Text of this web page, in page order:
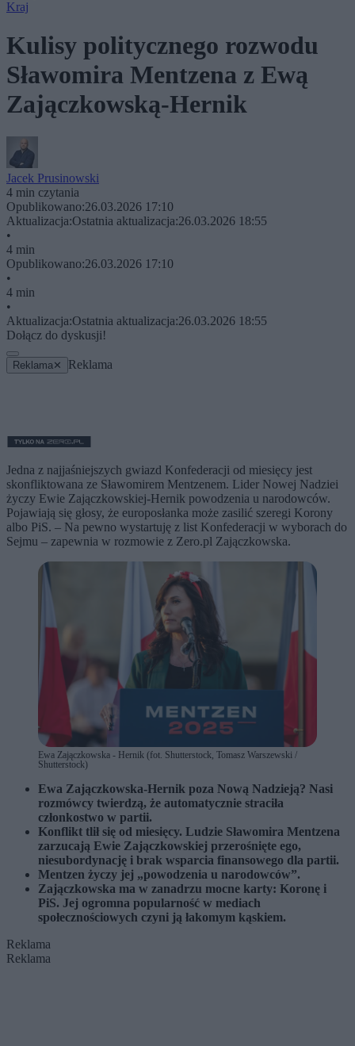
Kraj
Kulisy politycznego rozwodu
Sławomira Mentzena z Ewą
Zajączkowską-Hernik
Jacek Prusinowski
4 min czytania
Opublikowano:26.03.2026 17:10
Aktualizacja:Ostatnia aktualizacja:26.03.2026 18:55
•
4 min
Opublikowano:26.03.2026 17:10
•
4 min
•
Aktualizacja:Ostatnia aktualizacja:26.03.2026 18:55
Dołącz do dyskusji!
Reklama ✕ Reklama
Jedna z najjaśniejszych gwiazd Konfederacji od miesięcy jest
skonfliktowana ze Sławomirem Mentzenem. Lider Nowej Nadziei
życzy Ewie Zajączkowskiej-Hernik powodzenia u narodowców.
Pojawiają się głosy, że europosłanka może zasilić szeregi Korony
albo PiS. – Na pewno wystartuję z list Konfederacji w wyborach do
Sejmu – zapewnia w rozmowie z Zero.pl Zajączkowska.
Ewa Zajączkowska - Hernik (fot. Shutterstock, Tomasz Warszewski /
Shutterstock)
Ewa Zajączkowska-Hernik poza Nową Nadzieją? Nasi
rozmówcy twierdzą, że automatycznie straciła
członkostwo w partii.
Konflikt tlił się od miesięcy. Ludzie Sławomira Mentzena
zarzucają Ewie Zajączkowskiej przerośnięte ego,
niesubordynację i brak wsparcia finansowego dla partii.
Mentzen życzy jej „powodzenia u narodowców”.
Zajączkowska ma w zanadrzu mocne karty: Koronę i
PiS. Jej ogromna popularność w mediach
społecznościowych czyni ją łakomym kąskiem.
Reklama
Reklama